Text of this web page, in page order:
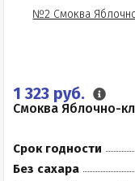
1 323 руб.
Смоква Яблочно-
Срок годности
Без сахара